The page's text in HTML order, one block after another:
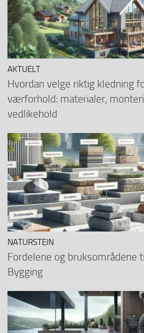
AKTUELT
Hvordan velge riktig kledning
værforhold: materialer,
vedlikehold
NATURSTEIN
Fordelene og bruksområdene
Bygging